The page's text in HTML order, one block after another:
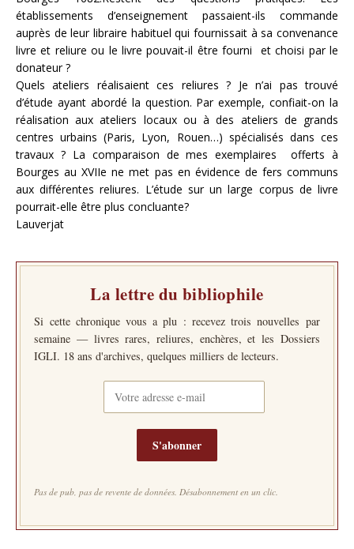
établissements d’enseignement passaient-ils commande
auprès de leur libraire habituel qui fournissait à sa convenance
livre et reliure ou le livre pouvait-il être fourni et choisi par le
donateur ?
Quels ateliers réalisaient ces reliures ? Je n’ai pas trouvé
d’étude ayant abordé la question. Par exemple, confiait-on la
réalisation aux ateliers locaux ou à des ateliers de grands
centres urbains (Paris, Lyon, Rouen…) spécialisés dans ces
travaux ? La comparaison de mes exemplaires offerts à
Bourges au XVIIe ne met pas en évidence de fers communs
aux différentes reliures. L’étude sur un large corpus de livre
pourrait-elle être plus concluante?
Lauverjat
La lettre du bibliophile
Si cette chronique vous a plu : recevez trois nouvelles par
semaine — livres rares, reliures, enchères, et les Dossiers
IGLI. 18 ans d'archives, quelques milliers de lecteurs.
S'abonner
Pas de pub, pas de revente de données. Désabonnement en un clic.